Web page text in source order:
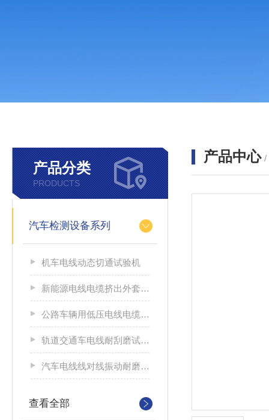
产品分类
PRODUCTS
汽车检测设备系列
机车电线动态切通试验机
新能源电线电缆挤出外套刮磨试验仪
公路车辆用低压电线电缆耐刮磨试验机
轨道交通车电线耐刮磨试验机
汽车电线线对线振动耐磨试验机
查看全部
产品中心 /